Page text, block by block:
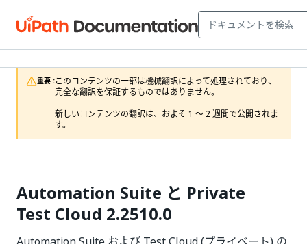
重要 :このコンテンツの一部は機械翻訳によって処理されており、
完全な翻訳を保証するものではありません。
新しいコンテンツの翻訳は、およそ 1 ～ 2 週間で公開されま
す。
Automation Suite と Private
Test Cloud 2.2510.0